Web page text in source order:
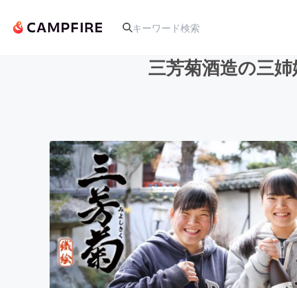
アート・写真
テクノロジー・ガジェット
映像・映画
ビジネス・起業
三芳菊酒造の三